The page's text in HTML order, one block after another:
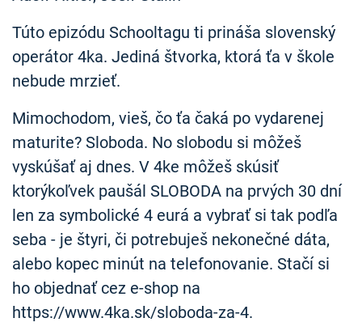
Túto epizódu Schooltagu ti prináša slovenský
operátor 4ka. Jediná štvorka, ktorá ťa v škole
nebude mrzieť.
Mimochodom, vieš, čo ťa čaká po vydarenej
maturite? Sloboda. No slobodu si môžeš
vyskúšať aj dnes. V 4ke môžeš skúsiť
ktorýkoľvek paušál SLOBODA na prvých 30 dní
len za symbolické 4 eurá a vybrať si tak podľa
seba - je štyri, či potrebuješ nekonečné dáta,
alebo kopec minút na telefonovanie. Stačí si
ho objednať cez e-shop na
https://www.4ka.sk/sloboda-za-4.